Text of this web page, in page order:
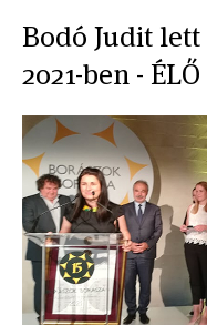
Bodó Judit
2021-ben -